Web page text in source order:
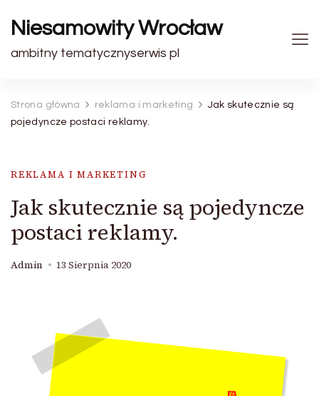
Niesamowity Wrocław
ambitny tematycznyserwis pl
Strona główna reklama i marketing
Jak skutecznie są
pojedyncze postaci reklamy.
REKLAMA I MARKETING
Jak skutecznie są pojedyncze
postaci reklamy.
Admin 13 Sierpnia 2020